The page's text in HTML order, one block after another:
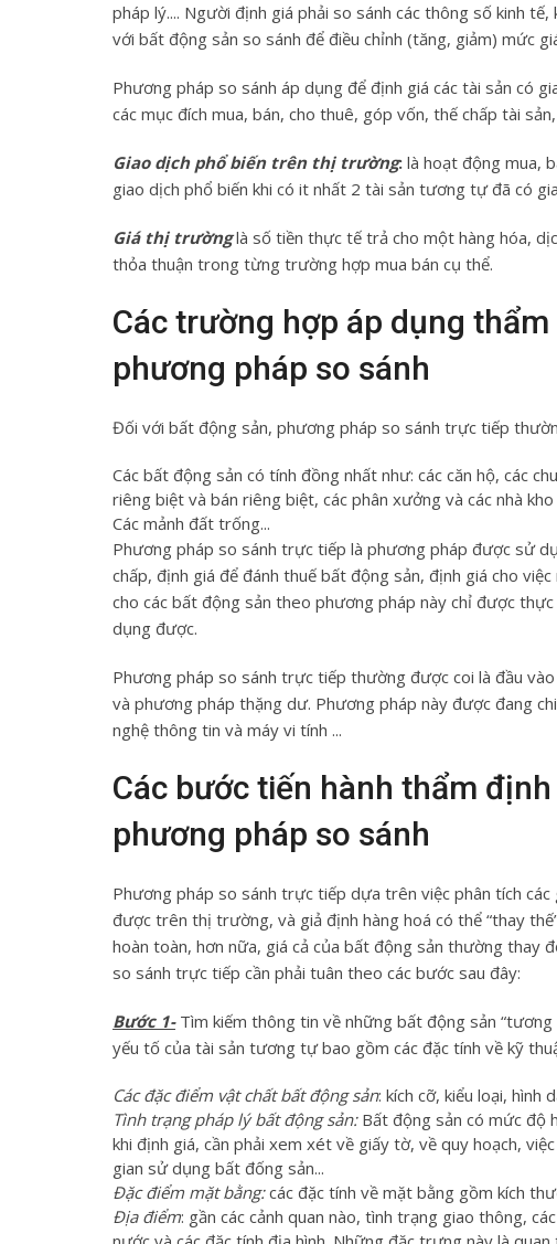
pháp lý.... Người định giá phải so sánh các thông số kinh
với bất động sản so sánh để điều chỉnh (tăng, giảm) mức
Phương pháp so sánh áp dụng để định giá các tài sản có
các mục đích mua, bán, cho thuê, góp vốn, thế chấp tài
Giao dịch phổ biến trên thị trường: là hoạt động mua,
giao dịch phổ biến khi có it nhất 2 tài sản tương tự đã có
Giá thị trường là số tiền thực tế trả cho một hàng hóa,
thỏa thuận trong từng trường hợp mua bán cụ thể.
Các trường hợp áp dụng
phương pháp so sánh
Đối với bất động sản, phương pháp so sánh trực tiếp
Các bất động sản có tính đồng nhất như: các căn hộ, các
riêng biệt và bán riêng biệt, các phân xưởng và các nhà
Các mảnh đất trống...
Phương pháp so sánh trực tiếp là phương pháp được sử
chấp, định giá để đánh thuế bất động sản, định giá cho
cho các bất động sản theo phương pháp này chỉ được
dụng được.
Phương pháp so sánh trực tiếp thường được coi là đầu
và phương pháp thặng dư. Phương pháp này được đang
nghệ thông tin và máy vi tính ...
Các bước tiến hành thẩm
phương pháp so sánh
Phương pháp so sánh trực tiếp dựa trên việc phân tích
được trên thị trường, và giả định hàng hoá có thể “thay
hoàn toàn, hơn nữa, giá cả của bất động sản thường thay
so sánh trực tiếp cần phải tuân theo các bước sau đây:
Bước 1- Tìm kiếm thông tin về những bất động sản
yếu tố của tài sản tương tự bao gồm các đặc tính về kỹ
Các đặc điểm vật chất bất động sản: kích cỡ, kiểu loại, hình
Tình trạng pháp lý bất động sản: Bất động sản có mức độ
khi định giá, cần phải xem xét về giấy tờ, về quy hoạch,
gian sử dụng bất đống sản...
Đặc điểm mặt bằng:các đặc tính về mặt bằng gồm kích
Địa điểm: gần các cảnh quan nào, tình trạng giao thông,